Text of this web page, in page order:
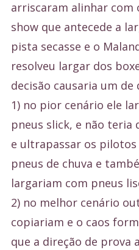
arriscaram alinhar com
show que antecede a
pista secasse e o
resolveu largar dos
decisão causaria um de
1) no pior cenário ele
pneus slick, e não teria
e ultrapassar os
pneus de chuva e
largariam com pneus
2) no melhor cenário
copiariam e o caos
que a direção de prova